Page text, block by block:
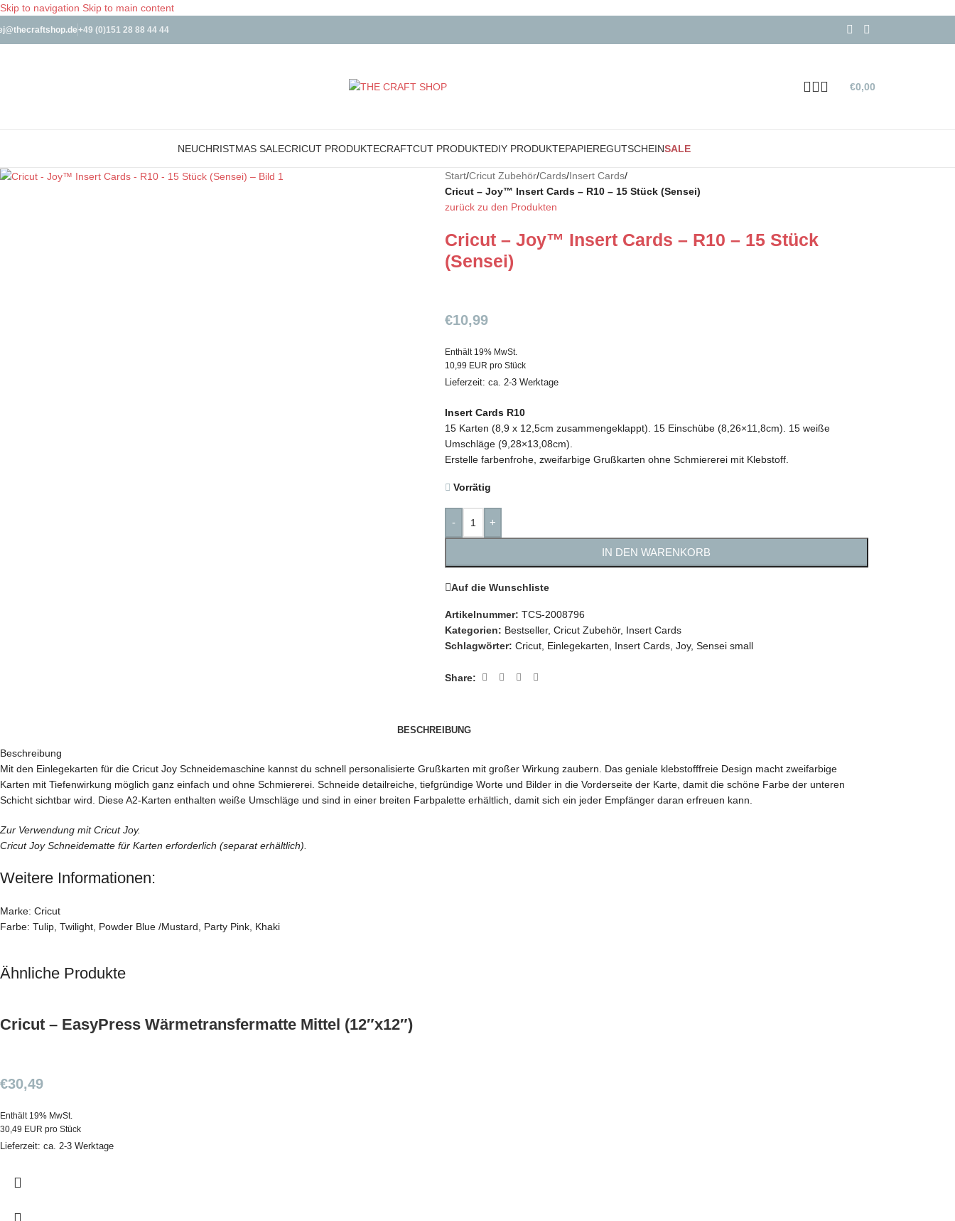
Skip to navigation Skip to main content
+49 (0)151 28 88 44 44
€0,00
NEUCHRISTMAS SALECRICUT PRODUKTECRAFTCUT PRODUKTEDIY PRODUKTEPAPIEREGUTSCHEINSALE
Start/Cricut Zubehör/Cards/Insert Cards/
Cricut – Joy™ Insert Cards – R10 – 15 Stück (Sensei)
zurück zu den Produkten
Cricut – Joy™ Insert Cards – R10 – 15 Stück
(Sensei)
€10,99
Enthält 19% MwSt.
10,99 EUR pro Stück
Lieferzeit: ca. 2-3 Werktage
Insert Cards R10
15 Karten (8,9 x 12,5cm zusammengeklappt). 15 Einschübe (8,26×11,8cm). 15 weiße
Umschläge (9,28×13,08cm).
Erstelle farbenfrohe, zweifarbige Grußkarten ohne Schmiererei mit Klebstoff.
Vorrätig
- +
IN DEN WARENKORB
Auf die Wunschliste
Artikelnummer: TCS-2008796
Kategorien: Bestseller, Cricut Zubehör, Insert Cards
Schlagwörter: Cricut, Einlegekarten Insert Cards, Joy, Sensei small
Share:
BESCHREIBUNG
Beschreibung
Mit den Einlegekarten für die Cricut Joy Schneidemaschine kannst du schnell personalisierte Grußkarten mit großer Wirkung zaubern. Das geniale klebstofffreie Design macht zweifarbige
Karten mit Tiefenwirkung möglich ganz einfach und ohne Schmiererei. Schneide detailreiche, tiefgründige Worte und Bilder in die Vorderseite der Karte, damit die schöne Farbe der unteren
Schicht sichtbar wird. Diese A2-Karten enthalten weiße Umschläge und sind in einer breiten Farbpalette erhältlich, damit sich ein jeder Empfänger daran erfreuen kann.
Zur Verwendung mit Cricut Joy.
Cricut Joy Schneidematte für Karten erforderlich (separat erhältlich).
Weitere Informationen:
Marke: Cricut
Farbe: Tulip, Twilight, Powder Blue /Mustard, Party Pink, Khaki
Ähnliche Produkte
Cricut – EasyPress Wärmetransfermatte Mittel (12″x12″)
€30,49
Enthält 19% MwSt.
30,49 EUR pro Stück
Lieferzeit: ca. 2-3 Werktage